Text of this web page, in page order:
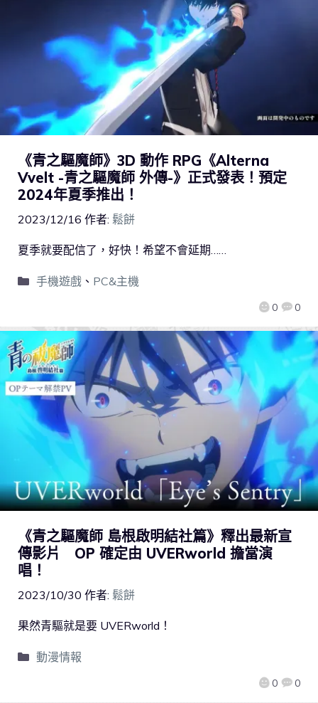
《青之驅魔師》3D 動作 RPG《Alterna
Vvelt -青之驅魔師 外傳-》正式發表！預定
2024年夏季推出！
2023/12/16 作者: 鬆餅
0 0
夏季就要配信了，好快！希望不會延期……
手機遊戲、 PC&主機
《青之驅魔師 島根啟明結社篇》釋出最新宣
傳影片 OP 確定由 UVERworld 擔當演
唱！
2023/10/30 作者: 鬆餅
0 0
果然青驅就是要 UVERworld！
動漫情報